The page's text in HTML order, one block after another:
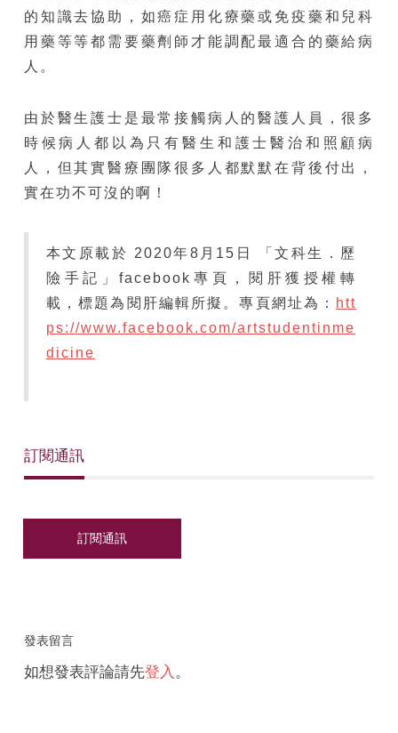
的知識去協助，如癌症用化療藥或免疫藥和兒科
用藥等等都需要藥劑師才能調配最適合的藥給病
人。
由於醫生護士是最常接觸病人的醫護人員，很多
時候病人都以為只有醫生和護士醫治和照顧病
人，但其實醫療團隊很多人都默默在背後付出，
實在功不可沒的啊！
本文原載於 2020年8月15日 「文科生．歷
險手記」facebook專頁，閱肝獲授權轉
載，標題為閱肝編輯所擬。專頁網址為：
htt
ps://www.facebook.com/artstudentinme
dicine
訂閱通訊
發表留言
如想發表評論請先登入 。